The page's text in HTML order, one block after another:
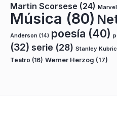
Martin Scorsese (24) Marvel
Música (80)
Anderson (14) poesía (40)
(32) serie (28) Stanley
Teatro (16) Werner Herzog (17)